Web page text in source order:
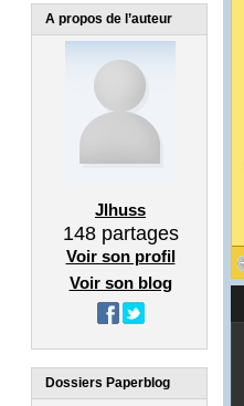
A propos de l’auteur
Jlhuss
148partages
Voir son profil
Voir son blog
Dossiers Paperblog